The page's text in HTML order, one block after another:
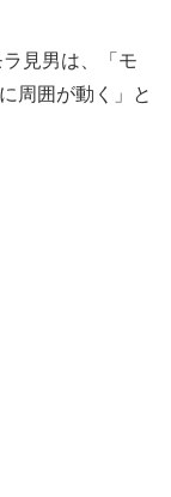
見男は、「モ
周囲が動く」と